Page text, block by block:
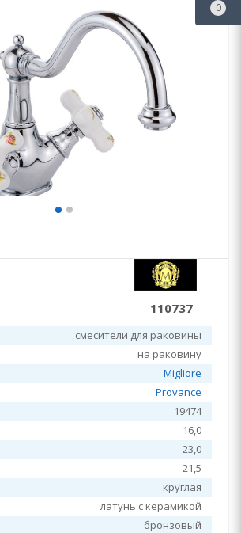
110737
смесители для раковины
на раковину
Migliore
Provance
19474
16,0
23,0
21,5
круглая
латунь с керамикой
бронзовый
0